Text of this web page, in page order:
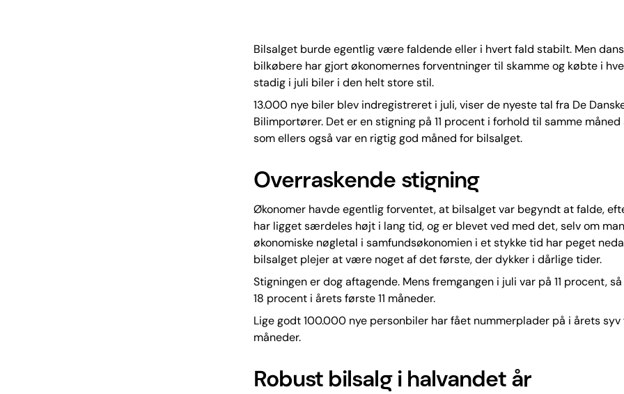
Bilsalget burde egentlig være faldende eller i hvert fald stabilt. Men
bilkøbere har gjort økonomernes forventninger til skamme og købte i
stadig i juli biler i den helt store stil.
13.000 nye biler blev indregistreret i juli, viser de nyeste tal fra De
Bilimportører. Det er en stigning på 11 procent i forhold til samme
som ellers også var en rigtig god måned for bilsalget.
Overraskende stigning
Økonomer havde egentlig forventet, at bilsalget var begyndt at falde,
har ligget særdeles højt i lang tid, og er blevet ved med det, selv om
økonomiske nøgletal i samfundsøkonomien i et stykke tid har peget
bilsalget plejer at være noget af det første, der dykker i dårlige tider.
Stigningen er dog aftagende. Mens fremgangen i juli var på 11 procent,
18 procent i årets første 11 måneder.
Lige godt 100.000 nye personbiler har fået nummerplader på i årets
måneder.
Robust bilsalg i halvandet år